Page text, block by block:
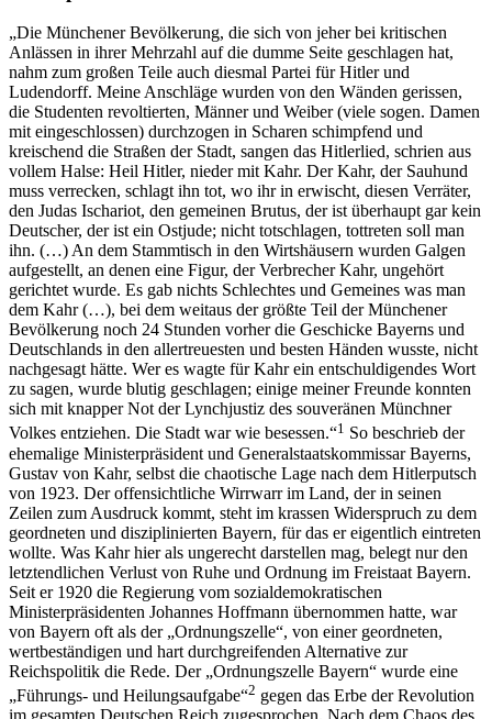
„Die Münchener Bevölkerung, die sich von jeher bei kritischen
Anlässen in ihrer Mehrzahl auf die dumme Seite geschlagen hat,
nahm zum großen Teile auch diesmal Partei für Hitler und
Ludendorff. Meine Anschläge wurden von den Wänden gerissen,
die Studenten revoltierten, Männer und Weiber (viele sogen. Damen
mit eingeschlossen) durchzogen in Scharen schimpfend und
kreischend die Straßen der Stadt, sangen das Hitlerlied, schrien aus
vollem Halse: Heil Hitler, nieder mit Kahr. Der Kahr, der Sauhund
muss verrecken, schlagt ihn tot, wo ihr in erwischt, diesen Verräter,
den Judas Ischariot, den gemeinen Brutus, der ist überhaupt gar kein
Deutscher, der ist ein Ostjude; nicht totschlagen, tottreten soll man
ihn. (…) An dem Stammtisch in den Wirtshäusern wurden Galgen
aufgestellt, an denen eine Figur, der Verbrecher Kahr, ungehört
gerichtet wurde. Es gab nichts Schlechtes und Gemeines was man
dem Kahr (…), bei dem weitaus der größte Teil der Münchener
Bevölkerung noch 24 Stunden vorher die Geschicke Bayerns und
Deutschlands in den allertreuesten und besten Händen wusste, nicht
nachgesagt hätte. Wer es wagte für Kahr ein entschuldigendes Wort
zu sagen, wurde blutig geschlagen; einige meiner Freunde konnten
sich mit knapper Not der Lynchjustiz des souveränen Münchner
Volkes entziehen. Die Stadt war wie besessen.“1 So beschrieb der
ehemalige Ministerpräsident und Generalstaatskommissar Bayerns,
Gustav von Kahr, selbst die chaotische Lage nach dem Hitlerputsch
von 1923. Der offensichtliche Wirrwarr im Land, der in seinen
Zeilen zum Ausdruck kommt, steht im krassen Widerspruch zu dem
geordneten und disziplinierten Bayern, für das er eigentlich eintreten
wollte. Was Kahr hier als ungerecht darstellen mag, belegt nur den
letztendlichen Verlust von Ruhe und Ordnung im Freistaat Bayern.
Seit er 1920 die Regierung vom sozialdemokratischen
Ministerpräsidenten Johannes Hoffmann übernommen hatte, war
von Bayern oft als der „Ordnungszelle“, von einer geordneten,
wertbeständigen und hart durchgreifenden Alternative zur
Reichspolitik die Rede. Der „Ordnungszelle Bayern“ wurde eine
„Führungs- und Heilungsaufgabe“2 gegen das Erbe der Revolution
im gesamten Deutschen Reich zugesprochen. Nach dem Chaos des